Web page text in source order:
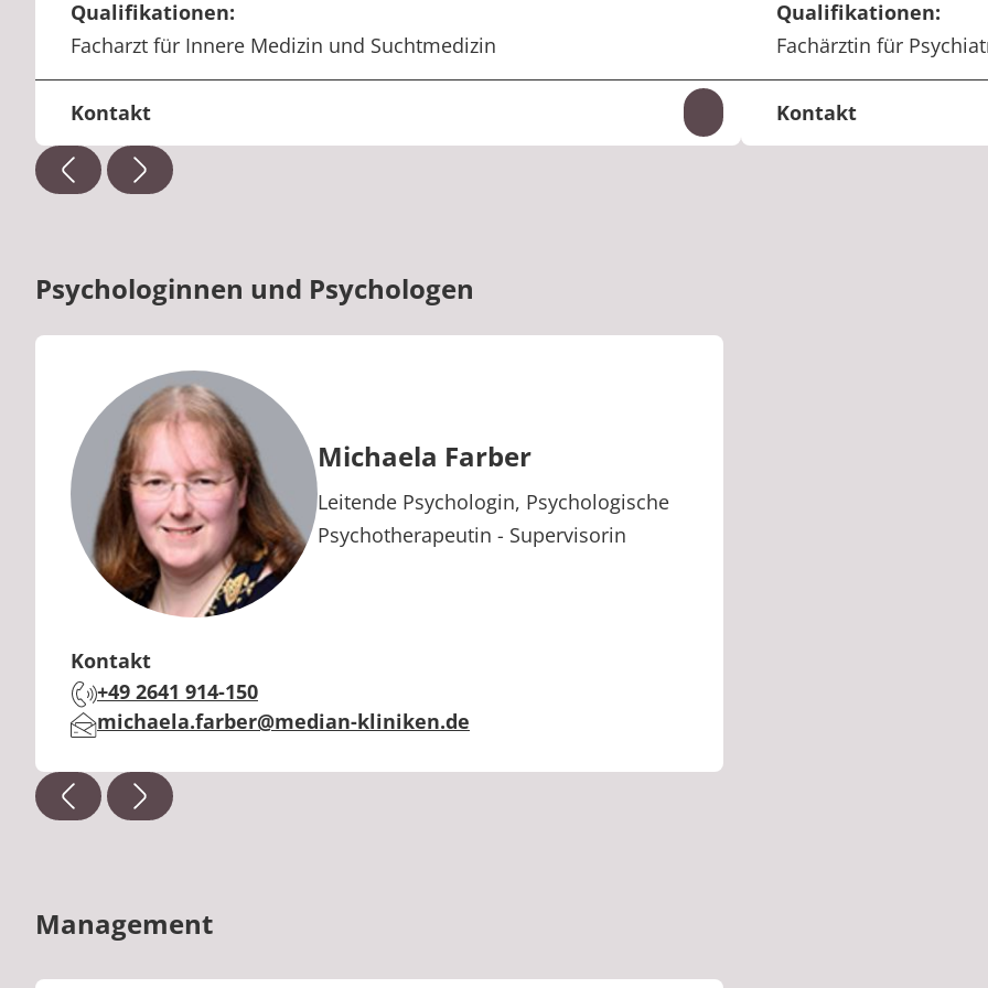
Qualifikationen:
Facharzt für Innere Medizin und Suchtmedizin
Kontakt
Inhalte auf- und zuklappen
Telefon:
+49 2641 914-141
E-Mail:
oemer.bozcicek@median-kliniken.de
Qualifikationen:
Fachärztin für
Kontakt
Psychologinnen und Psychologen
Michaela Farber
Berufstitel:
Leitende Psychologin, Psychologische
Psychotherapeutin - Supervisorin
Kontakt
Telefon:
+49 2641 914-150
E-Mail:
michaela.farber@median-kliniken.de
Management